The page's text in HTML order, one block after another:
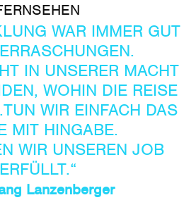
NSEHEN
WAR IMMER GUT
IN UNSERER MACHT
WOHIN DIE REISE
WIR EINFACH DAS
MIT HINGABE.
WIR UNSEREN JOB
ERFÜLLT.“
Lanzenberger